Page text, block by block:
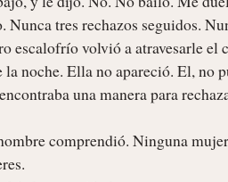
tres rechazos seguidos.
escalofrío volvió a atravesarle el
la noche. Ella no apareció. El, no
una manera para
comprendió. Ninguna